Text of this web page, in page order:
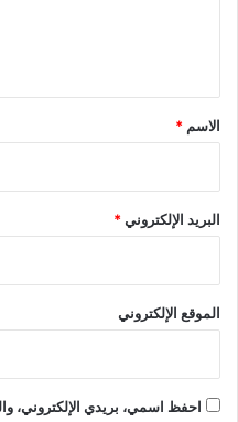
*
الاسم *
البريد الإلكتروني*
الموقع الإلكتروني
احفظ اسمي، بريدي الإلكتروني،